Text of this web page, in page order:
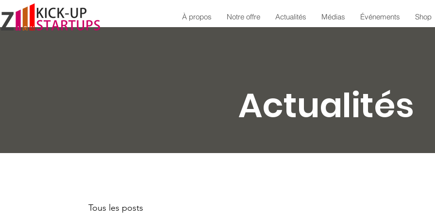
À propos Notre offre Actualités Médias Événements Shop
Actualités
Tous les posts